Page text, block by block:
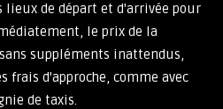
de départ et d'arrivée pour
le prix de la
suppléments inattendus,
frais d'approche, comme avec
de taxis.